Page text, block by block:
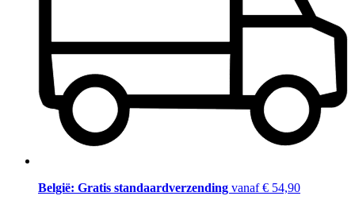
België: Gratis standaardverzending vanaf € 54,90